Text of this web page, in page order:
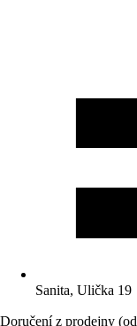
Sanita, Ulička 19
Doručení z prodejny